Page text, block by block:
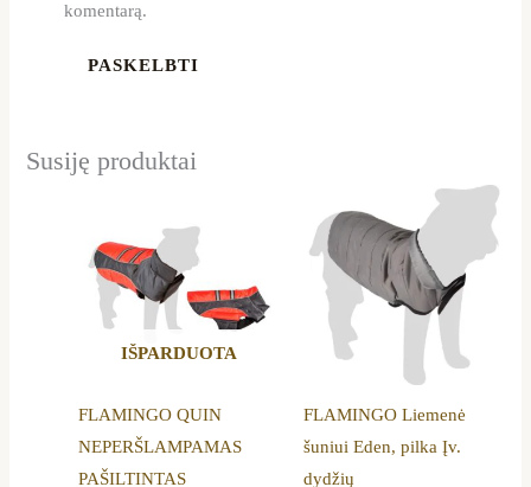
komentarą.
Susiję produktai
IŠPARDUOTA
FLAMINGO QUIN
NEPERŠLAMPAMAS
PAŠILTINTAS
18,29 €
through
25,99 €
product
has
multiple
variants.
The
may
be
FLAMINGO Liemenė
šuniui Eden, pilka Įv.
dydžių
Price
range:
16,59 €
through
25,99 €
product
has
multiple
variants.
options
may
be